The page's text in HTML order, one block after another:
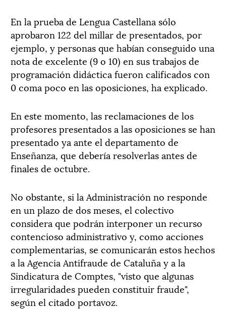
En la prueba de Lengua Castellana sólo
aprobaron 122 del millar de presentados, por
ejemplo, y personas que habían conseguido una
nota de excelente (9 o 10) en sus trabajos de
programación didáctica fueron calificados con
0 coma poco en las oposiciones, ha explicado.
En este momento, las reclamaciones de los
profesores presentados a las oposiciones se han
presentado ya ante el departamento de
Enseñanza, que debería resolverlas antes de
finales de octubre.
No obstante, si la Administración no responde
en un plazo de dos meses, el colectivo
considera que podrán interponer un recurso
contencioso administrativo y, como acciones
complementarias, se comunicarán estos hechos
a la Agencia Antifraude de Cataluña y a la
Sindicatura de Comptes, "visto que algunas
irregularidades pueden constituir fraude",
según el citado portavoz.